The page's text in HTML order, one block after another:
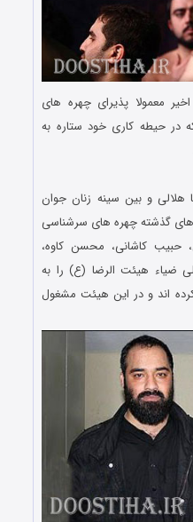
معمولا پذیرای چهره های
در حیطه کاری خود ستاره به
و بین سینه زنان جوان
های گذشته چهره های سرشناسی
حبیب کاشانی، محسن کاوه،
ضیاء هیئت الرضا (ع) را به
اند و در این هیئت مشغول